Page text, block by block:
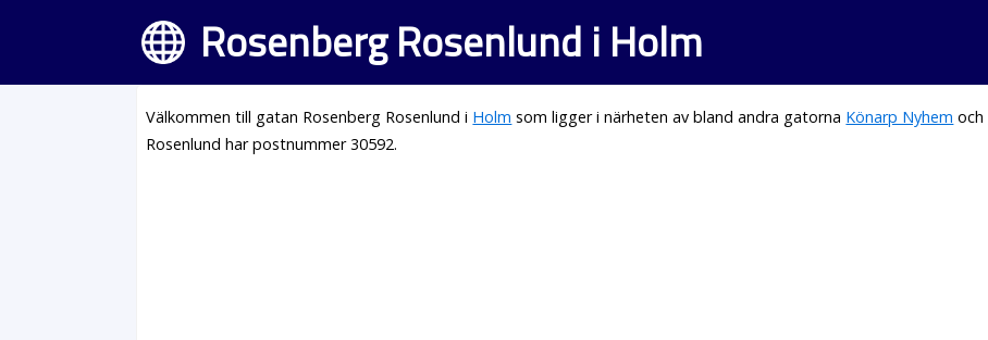
Rosenberg Rosenlund i Holm
Välkommen till gatan Rosenberg Rosenlund i Holm som ligger i närheten av bland andra gatorna Könarp Nyhem och
Rosenlund har postnummer 30592.